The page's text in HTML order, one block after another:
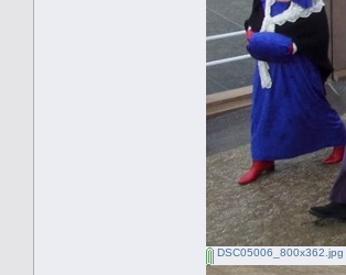
DSC05006_800x362.jpg